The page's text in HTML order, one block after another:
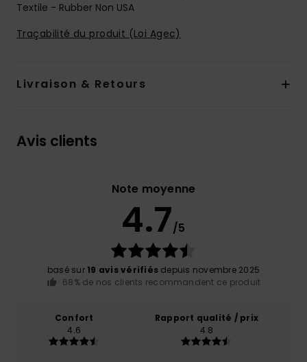
Textile - Rubber Non USA
Traçabilité du produit (Loi Agec)
Livraison & Retours
Avis clients
Note moyenne
4.7/5
basé sur 19 avis vérifiésdepuis novembre 2025
68% de nos clients recommandent ce produit
Confort
4.6
Rapport qualité / prix
4.8